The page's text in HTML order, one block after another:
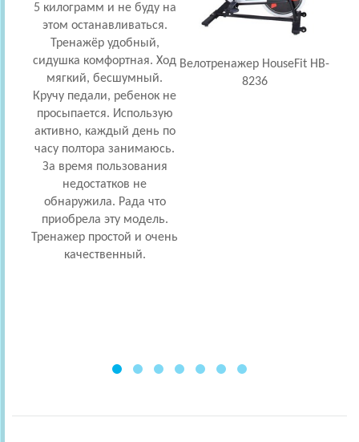
5 килограмм и не буду на
этом останавливаться.
Тренажёр удобный,
сидушка комфортная. Ход
мягкий, бесшумный.
Кручу педали, ребенок не
просыпается. Использую
активно, каждый день по
часу полтора занимаюсь.
За время пользования
недостатков не
обнаружила. Рада что
приобрела эту модель.
Тренажер простой и очень
качественный.
Велотренажер HouseFit HB-
8236